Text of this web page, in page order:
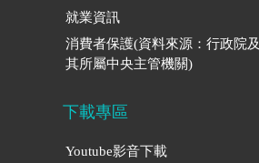
就業資訊
消費者保護(資料來源：行政院及
其所屬中央主管機關)
下載專區
Youtube影音下載